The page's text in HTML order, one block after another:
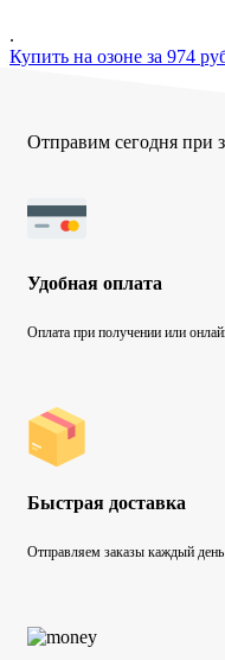
.
Купить на озоне за 974
Отправим сегодня при
Удобная оплата
Оплата при получении или
Быстрая доставка
Отправляем заказы каждый